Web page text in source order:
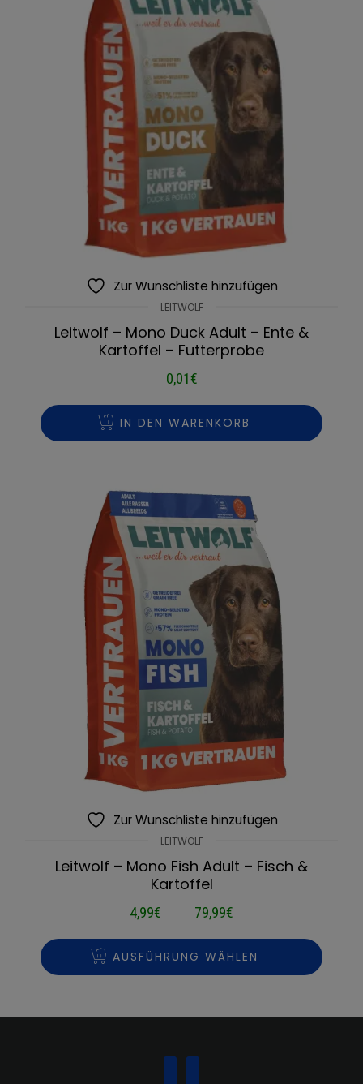
Zur Wunschliste hinzufügen
LEITWOLF
Leitwolf – Mono Duck Adult – Ente &
Kartoffel – Futterprobe
0,01€
IN DEN WARENKORB
Zur Wunschliste hinzufügen
LEITWOLF
Leitwolf – Mono Fish Adult – Fisch &
Kartoffel
4,99€ – 79,99€
bis
AUSFÜHRUNG WÄHLEN